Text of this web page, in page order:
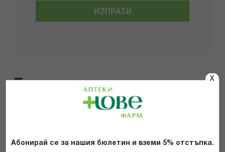
X
Абонирай се за нашия бюлетин и вземи 5% отстъпка.
ИЗПРАТИ
Популярни в тази категория
АВЕНТ ЗАЛЪГАЛКИ